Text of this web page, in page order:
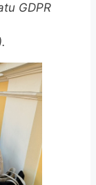
GDPR